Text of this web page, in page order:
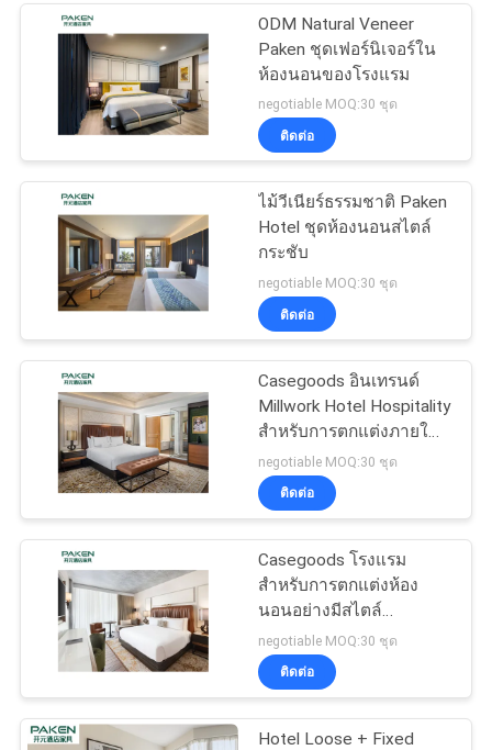
ติดต่อ
ขอ
เสนอ
ราคา
แผนผัง
เว็บไซต์
PRIVACY
POLICY
ODM Natural Veneer
Paken ชุดเฟอร์นิเจอร์ใน
ห้องนอนของโรงแรม
negotiable MOQ:30 ชุด
ติดต่อ
ไม้วีเนียร์ธรรมชาติ Paken
Hotel ชุดห้องนอนสไตล์
กระชับ
negotiable MOQ:30 ชุด
ติดต่อ
Casegoods อินเทรนด์
Millwork Hotel Hospitality
สำหรับการตกแต่งภายใน
โรงแรม Fit Out
เฟอร์นิเจอร์ห้องนอนของ
โรงแรมขนาดที่กำหนดเอง
negotiable MOQ:30 ชุด
ติดต่อ
Casegoods โรงแรม
สำหรับการตกแต่งห้อง
นอนอย่างมีสไตล์
เฟอร์นิเจอร์ห้องนอนของ
โรงแรมเองเปิดโครงการที่
สำคัญ
negotiable MOQ:30 ชุด
ติดต่อ
Hotel Loose + Fixed